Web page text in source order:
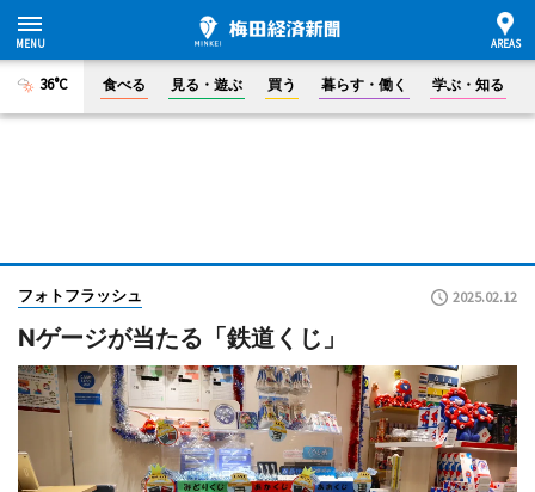
36°C 食べる 見る・遊ぶ 買う 暮らす・働く 学ぶ・知る
フォトフラッシュ 2025.02.12
Nゲージが当たる「鉄道くじ」